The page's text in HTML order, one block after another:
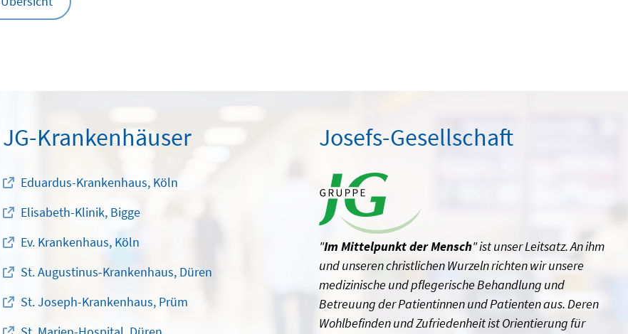
JG-Krankenhäuser
Eduardus-Krankenhaus, Köln
Elisabeth-Klinik, Bigge
Ev. Krankenhaus, Köln
St. Augustinus-Krankenhaus, Düren
St. Joseph-Krankenhaus, Prüm
Josefs-Gesellschaft
"Im Mittelpunkt der Mensch" ist unser Leitsatz. An ihm
und unseren christlichen Wurzeln richten wir unsere
medizinische und pflegerische Behandlung und
Betreuung der Patientinnen und Patienten aus. Deren
Wohlbefinden und Zufriedenheit ist Orientierung für